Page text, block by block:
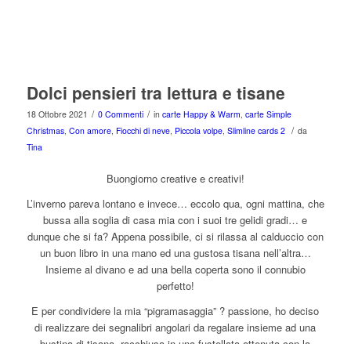
Dolci pensieri tra lettura e tisane
18 Ottobre 2021 / 0 Commenti / in carte Happy & Warm carte Simple
Christmas, Con amore, Fiocchi di neve, Piccola volpe, Slimline cards 2 / da
Tina
Buongiorno creative e creativi!
L’inverno pareva lontano e invece… eccolo qua, ogni mattina, che
bussa alla soglia di casa mia con i suoi tre gelidi gradi… e
dunque che si fa? Appena possibile, ci si rilassa al calduccio con
un buon libro in una mano ed una gustosa tisana nell’altra…
Insieme al divano e ad una bella coperta sono il connubio
perfetto!
E per condividere la mia “pigramasaggia” ? passione, ho deciso
di realizzare dei segnalibri angolari da regalare insieme ad una